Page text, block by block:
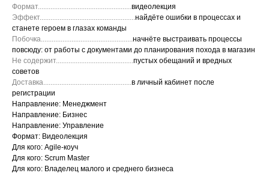
Формат....................................................видеолекция
Эффект.....................................................найдёте ошибки в процессах и
станете героем в глазах команды
Побочка...................................................начнёте выстраивать процессы
повсюду: от работы с документами до планирования похода в магазин
Не содержит...........................................пустых обещаний и вредных
советов
Доставка.................................................в личный кабинет после
регистрации
Направление: Менеджмент
Направление: Бизнес
Направление: Управление
Формат: Видеолекция
Для кого: Agile-коуч
Для кого: Scrum Master
Для кого: Владелец малого и среднего бизнеса